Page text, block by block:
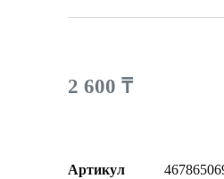
2 600 ₸
Артикул